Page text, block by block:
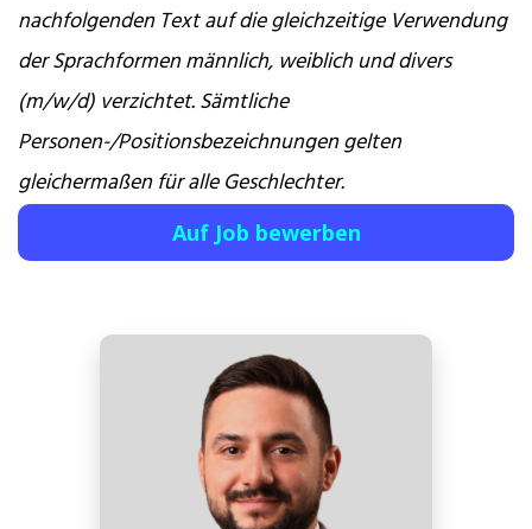
nachfolgenden Text auf die gleichzeitige Verwendung
der Sprachformen männlich, weiblich und divers
(m/w/d) verzichtet. Sämtliche
Personen-/Positionsbezeichnungen gelten
gleichermaßen für alle Geschlechter.
Auf Job bewerben